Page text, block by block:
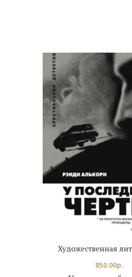
Художественная
850.00р.